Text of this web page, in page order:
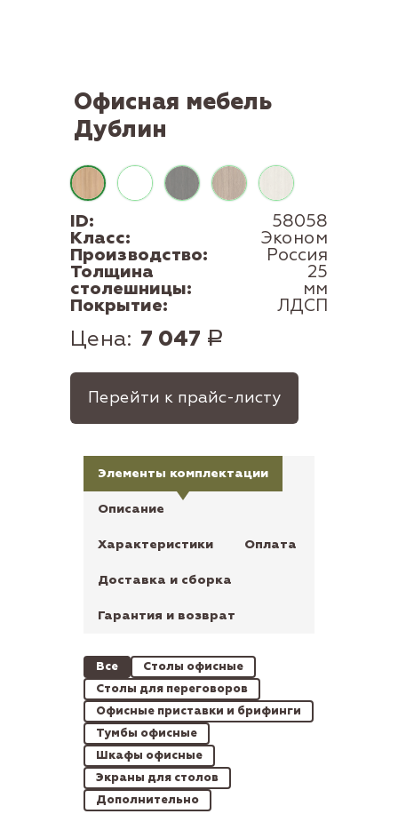
Офисная мебель
Дублин
ID: 58058
Класс: Эконом
Производство: Россия
Толщина
столешницы:
25
мм
Покрытие: ЛДСП
Цена: 7 047 Р
Перейти к прайс-листу
Элементы комплектации
Описание
Характеристики Оплата
Доставка и сборка
Гарантия и возврат
Все
Столы офисные
Столы для переговоров
Офисные приставки и брифинги
Тумбы офисные
Шкафы офисные
Экраны для столов
Дополнительно